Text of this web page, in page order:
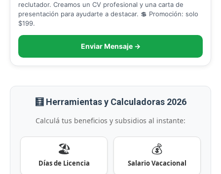
reclutador. Creamos un CV profesional y una carta de
presentación para ayudarte a destacar. 💲 Promoción: solo
$199.
Enviar Mensaje →
🧮 Herramientas y Calculadoras 2026
Calculá tus beneficios y subsidios al instante:
🏖️
Días de Licencia
💰
Salario Vacacional